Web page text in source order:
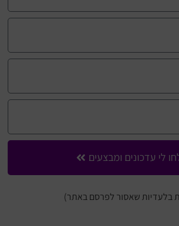
לי עדכונים ומבצעים
בלעדיות שאסור לפרסם באתר)